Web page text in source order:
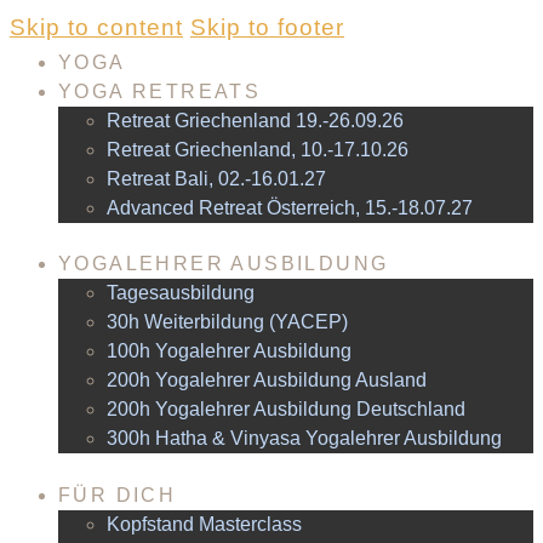
Skip to content Skip to footer
YOGA
YOGA RETREATS
Retreat Griechenland 19.-26.09.26
Retreat Griechenland, 10.-17.10.26
Retreat Bali, 02.-16.01.27
Advanced Retreat Österreich, 15.-18.07.27
YOGALEHRER AUSBILDUNG
Tagesausbildung
30h Weiterbildung (YACEP)
100h Yogalehrer Ausbildung
200h Yogalehrer Ausbildung Ausland
200h Yogalehrer Ausbildung Deutschland
300h Hatha & Vinyasa Yogalehrer Ausbildung
FÜR DICH
Kopfstand Masterclass